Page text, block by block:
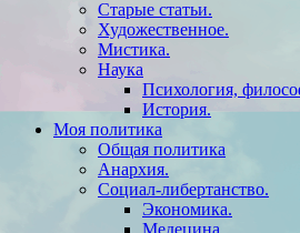
Старые статьи.
Художественное.
Мистика.
Наука
Психология,
История.
Моя политика
Общая политика
Анархия.
Социал-либертанство.
Экономика.
Медецина